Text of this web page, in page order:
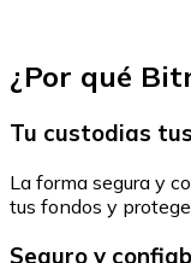
¿Por qué
Tu custodias
La forma segura y
tus fondos y
Seguro y